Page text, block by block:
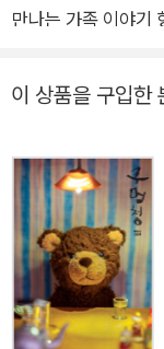
만나는 가족 이야기
세 번째 가족 이야기
입니다. 앞서 두 권
며 이번에는 가족
야기라 할 수 있습
삽니다. 여느 집의
하지만, 의견 충돌이
함께 지내는 형제자
이 상품을 구입한